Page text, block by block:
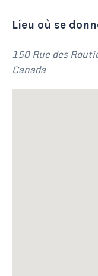
Lieu où se
150 Rue des
Canada